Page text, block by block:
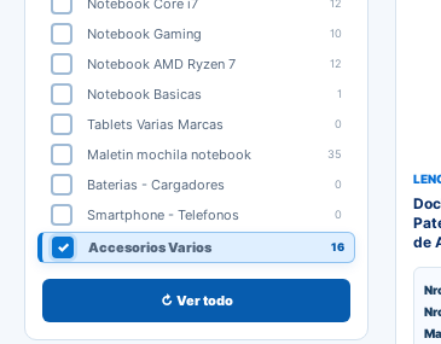
Notebook Core i7 12
Notebook Gaming 10
Notebook AMD Ryzen 7 12
Notebook Basicas 1
Tablets Varias Marcas 0
Maletin mochila notebook 35
Baterias - Cargadores 0
Smartphone - Telefonos 0
Accesorios Varios 16
↻ Ver todo
de